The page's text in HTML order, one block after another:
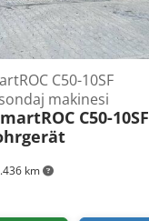
km
C50-10SF
makinesi
C50-10SF